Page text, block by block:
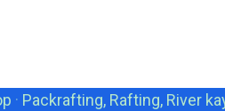
· Packrafting, Rafting, River